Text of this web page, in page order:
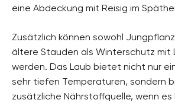
eine Abdeckung mit Reisig im
Zusätzlich können sowohl
ältere Stauden als Winterschutz mit
werden. Das Laub bietet nicht nur
sehr tiefen Temperaturen, sondern
zusätzliche Nährstoffquelle, wenn